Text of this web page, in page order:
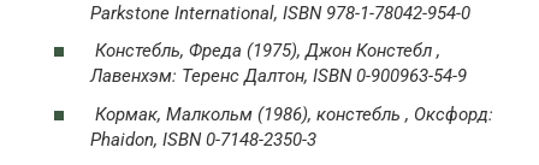
Parkstone International, ISBN 978-1-78042-954-0
Констебль, Фреда (1975),Джон Констебл ,
Лавенхэм: Теренс Далтон, ISBN 0-900963-54-9
Кормак, Малкольм (1986), констебль , Оксфорд:
Phaidon, ISBN 0-7148-2350-3